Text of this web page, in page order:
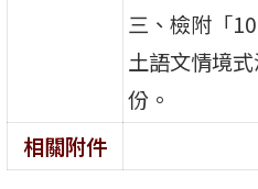
三、檢附「
土語文情境
份。
相關附件